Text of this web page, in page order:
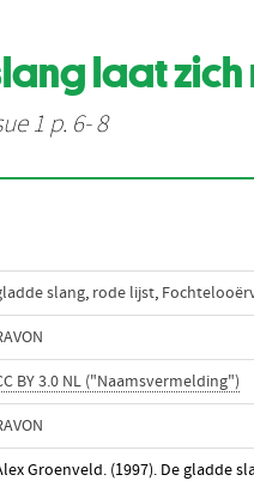
laat zich
1 p. 6- 8
slang, rode lijst,
BY 3.0 NL ("Naamsvermelding")
Groenveld. (1997). De gladde